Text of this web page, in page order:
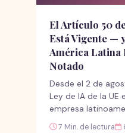
El Artículo 50
Está Vigente —
América Latina
Notado
Desde el 2 de
Ley de IA de la UE
empresa
inteligencia
7 Min. de lectura